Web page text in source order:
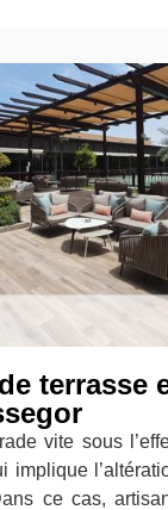
terrasse
vite sous
implique
ce cas,